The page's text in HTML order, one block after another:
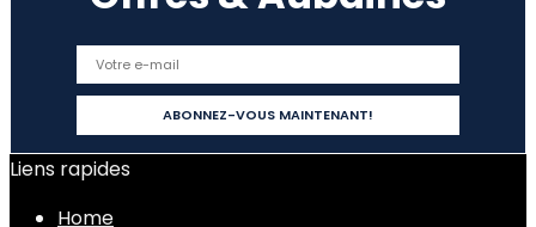
Liens rapides
Home